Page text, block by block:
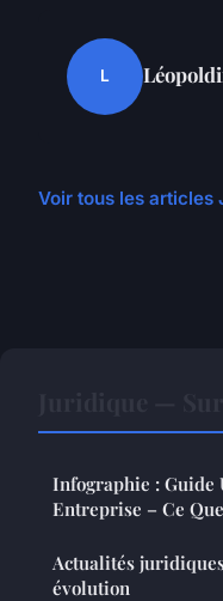
L
Voir tous les articles
Infographie : Guide
Entreprise – Ce
Actualités
évolution